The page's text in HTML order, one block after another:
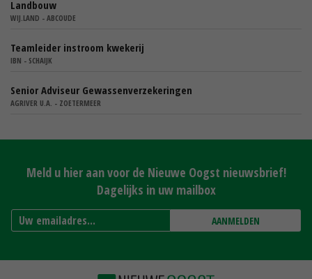
Landbouw
WIJ.LAND - ABCOUDE
Teamleider instroom kwekerij
IBN - SCHAIJK
Senior Adviseur Gewassenverzekeringen
AGRIVER U.A. - ZOETERMEER
Meld u hier aan voor de Nieuwe Oogst nieuwsbrief!
Dagelijks in uw mailbox
AANMELDEN